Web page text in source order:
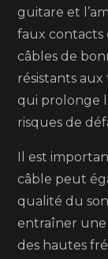
guitare et
faux contacts
câbles de
résistants aux
qui prolonge
risques de
Il est
câble peut
qualité du
entraîner
des hautes